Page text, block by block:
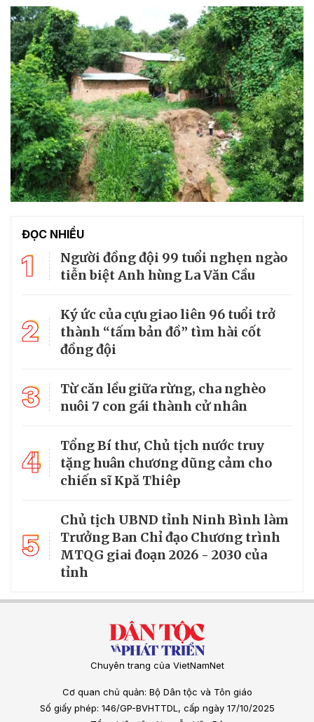
ĐỌC NHIỀU
1
Người đồng đội 99 tuổi nghẹn ngào
tiễn biệt Anh hùng La Văn Cầu
2
Ký ức của cựu giao liên 96 tuổi trở
thành “tấm bản đồ” tìm hài cốt
đồng đội
3
Từ căn lều giữa rừng, cha nghèo
nuôi 7 con gái thành cử nhân
4
Tổng Bí thư, Chủ tịch nước truy
tặng huân chương dũng cảm cho
chiến sĩ Kpă Thiêp
5
Chủ tịch UBND tỉnh Ninh Bình làm
Trưởng Ban Chỉ đạo Chương trình
MTQG giai đoạn 2026 - 2030 của
tỉnh
Chuyên trang của VietNamNet
Cơ quan chủ quản: Bộ Dân tộc và Tôn giáo
Số giấy phép: 146/GP-BVHTTDL, cấp ngày 17/10/2025